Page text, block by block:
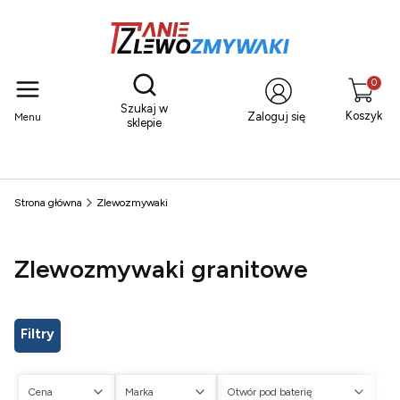
Menu
Otwórz wyszukiwarkę
Szukaj w
sklepie
Zaloguj się Koszyk
Strona główna Zlewozmywaki
Zlewozmywaki granitowe
Filtry
Cena Marka Otwór pod baterię